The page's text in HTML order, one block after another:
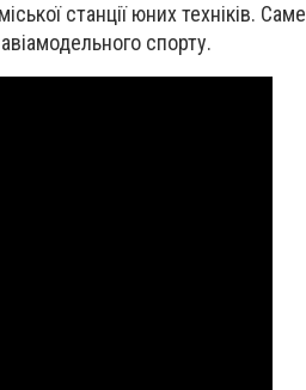
станції юних техніків. Саме
спорту.